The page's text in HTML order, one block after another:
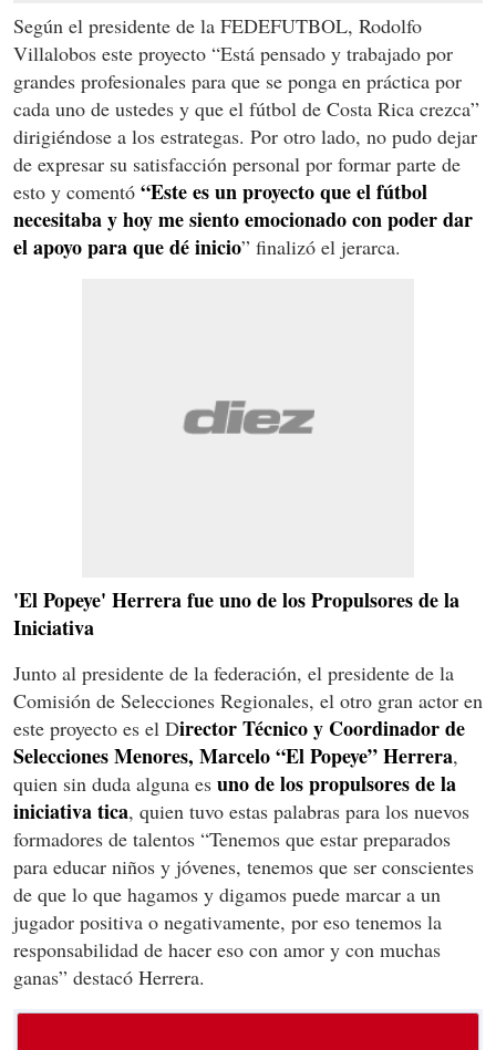
Según el presidente de la FEDEFUTBOL, Rodolfo
Villalobos este proyecto “Está pensado y trabajado por
grandes profesionales para que se ponga en práctica por
cada uno de ustedes y que el fútbol de Costa Rica crezca”
dirigiéndose a los estrategas. Por otro lado, no pudo dejar
de expresar su satisfacción personal por formar parte de
esto y comentó “Este es un proyecto que el fútbol
necesitaba y hoy me siento emocionado con poder dar
el apoyo para que dé inicio” finalizó el jerarca.
'El Popeye' Herrera fue uno de los Propulsores de la
Iniciativa
Junto al presidente de la federación, el presidente de la
Comisión de Selecciones Regionales, el otro gran actor en
este proyecto es el Director Técnico y Coordinador de
Selecciones Menores, Marcelo “El Popeye” Herrera,
quien sin duda alguna es uno de los propulsores de la
iniciativa tica, quien tuvo estas palabras para los nuevos
formadores de talentos “Tenemos que estar preparados
para educar niños y jóvenes, tenemos que ser conscientes
de que lo que hagamos y digamos puede marcar a un
jugador positiva o negativamente, por eso tenemos la
responsabilidad de hacer eso con amor y con muchas
ganas” destacó Herrera.